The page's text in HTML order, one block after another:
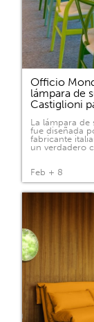
Officio
lámpara de
Castiglioni
La lámpara de
fue diseñada
fabricante
un verdadero
Feb + 8